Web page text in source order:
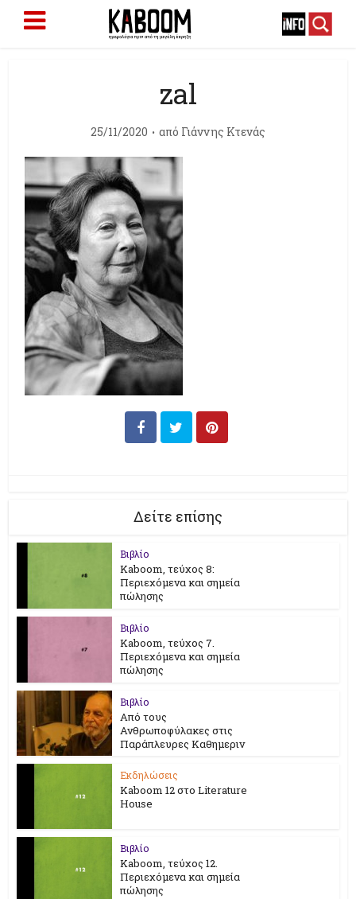
zal
25/11/2020 από Γιάννης Κτενάς
Δείτε επίσης
Βιβλίο
Kaboom, τεύχος 8:
Περιεχόμενα και σημεία
πώλησης
Βιβλίο
Kaboom, τεύχος 7.
Περιεχόμενα και σημεία
πώλησης
Βιβλίο
Από τους
Ανθρωποφύλακες στις
Παράπλευρες Καθημεριν
Εκδηλώσεις
Kaboom 12 στο Literature
House
Βιβλίο
Kaboom, τεύχος 12.
Περιεχόμενα και σημεία
πώλησης